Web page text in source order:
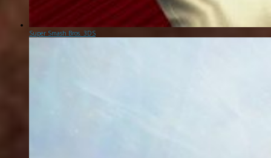
Super Smash Bros. 3DS